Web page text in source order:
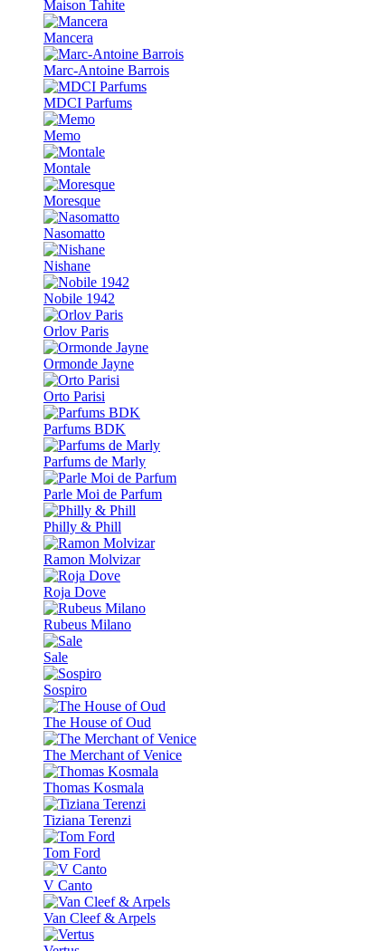
Maison Tahite
Mancera
Marc-Antoine Barrois
MDCI Parfums
Memo
Montale
Moresque
Nasomatto
Nishane
Nobile 1942
Orlov Paris
Ormonde Jayne
Orto Parisi
Parfums BDK
Parfums de Marly
Parle Moi de Parfum
Philly & Phill
Ramon Molvizar
Roja Dove
Rubeus Milano
Sale
Sospiro
The House of Oud
The Merchant of Venice
Thomas Kosmala
Tiziana Terenzi
Tom Ford
V Canto
Van Cleef & Arpels